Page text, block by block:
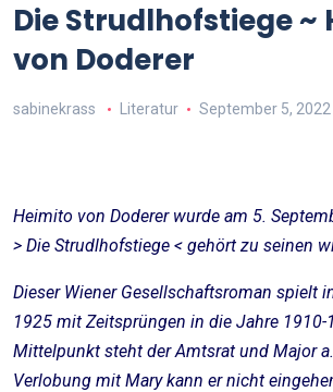
Die Strudlhofstiege ~
von Doderer
sabinekrass Literatur September 5, 2022
Heimito von Doderer wurde am 5.
> Die Strudlhofstiege < gehört zu seinen
Dieser Wiener Gesellschaftsroman spielt
1925 mit Zeitsprüngen in die Jahre 1910-
Mittelpunkt steht der Amtsrat und Major
Verlobung mit Mary kann er nicht